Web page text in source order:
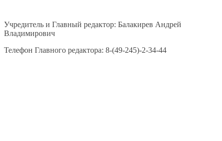
Учредитель и Главный редактор: Балакирев Андрей
Владимирович
Телефон Главного редактора: 8-(49-245)-2-34-44